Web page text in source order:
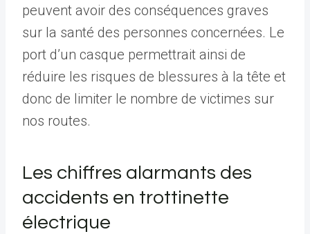
peuvent avoir des conséquences graves
sur la santé des personnes concernées. Le
port d’un casque permettrait ainsi de
réduire les risques de blessures à la tête et
donc de limiter le nombre de victimes sur
nos routes.
Les chiffres alarmants des
accidents en trottinette
électrique